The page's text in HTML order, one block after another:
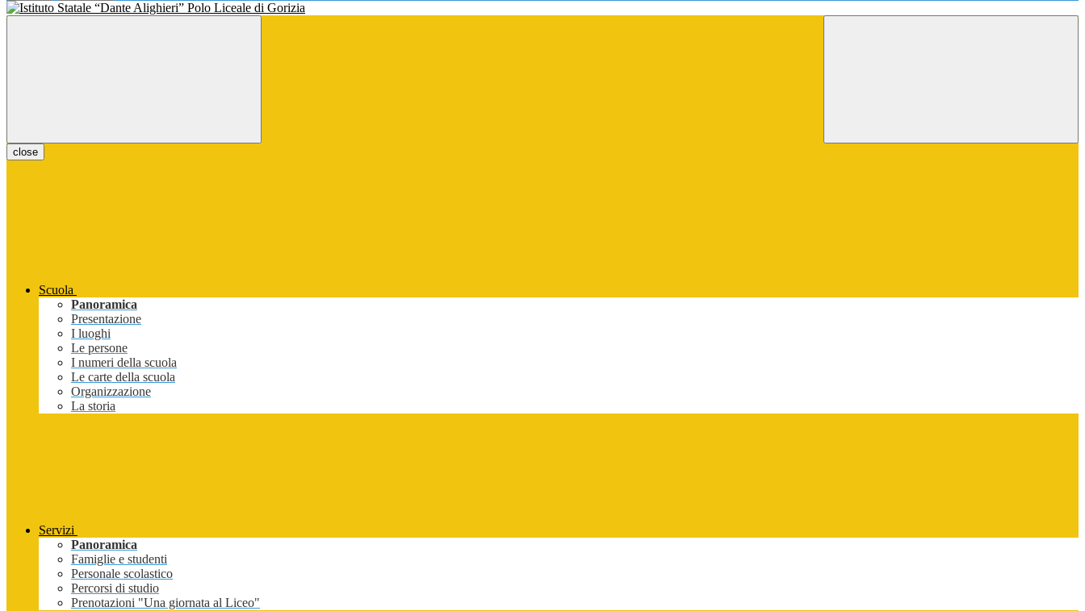
close
Scuola
Panoramica
Presentazione
I luoghi
Le persone
I numeri della scuola
Le carte della scuola
Organizzazione
La storia
Servizi
Panoramica
Famiglie e studenti
Personale scolastico
Percorsi di studio
Prenotazioni "Una giornata al Liceo"